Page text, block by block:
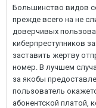
Большинство видов
прежде всего на не
доверчивых
киберпреступников
заставить жертву
номер. В лучшем
за якобы
пользователь
абонентской платой,